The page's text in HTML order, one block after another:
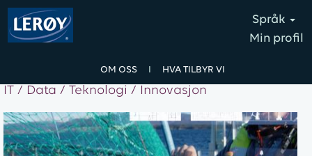
Språk
Min profil
OM OSS I HVA TILBYR VI
IT / Data / Teknologi / Innovasjon